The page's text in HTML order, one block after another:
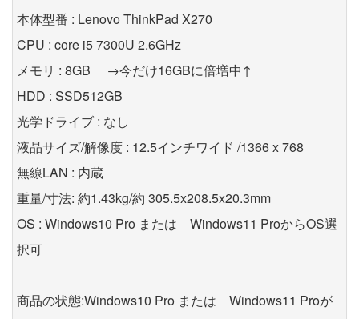
本体型番 : Lenovo ThinkPad X270
CPU : core i5 7300U 2.6GHz
メモリ : 8GB →今だけ16GBに倍増中↑
HDD : SSD512GB
光学ドライブ : なし
液晶サイズ/解像度 : 12.5インチワイド /1366 x 768
無線LAN : 内蔵
重量/寸法: 約1.43kg/約 305.5x208.5x20.3mm
OS : Windows10 Pro または Windows11 ProからOS選
択可
商品の状態:Windows10 Pro または Windows11 Proが